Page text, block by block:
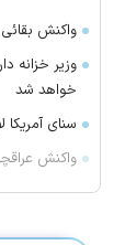
واکنش
وزیر خزانه
خواهد شد
سنای
واکنش